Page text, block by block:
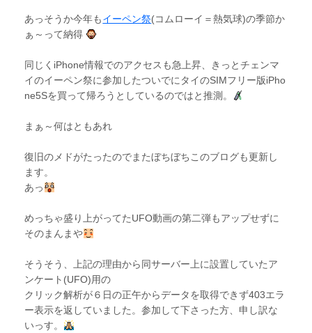
あっそうか今年もイーペン祭(コムローイ＝熱気球)の季節か
ぁ～って納得
同じくiPhone情報でのアクセスも急上昇、きっとチェンマ
イのイーペン祭に参加したついでにタイのSIMフリー版iPho
ne5Sを買って帰ろうとしているのではと推測。
まぁ～何はともあれ
復旧のメドがたったのでまたぼちぼちこのブログも更新し
ます。
あっ
めっちゃ盛り上がってたUFO動画の第二弾もアップせずに
そのまんまや
そうそう、上記の理由から同サーバー上に設置していたア
ンケート(UFO)用の
クリック解析が６日の正午からデータを取得できず403エラ
ー表示を返していました。参加して下さった方、申し訳な
いっす。